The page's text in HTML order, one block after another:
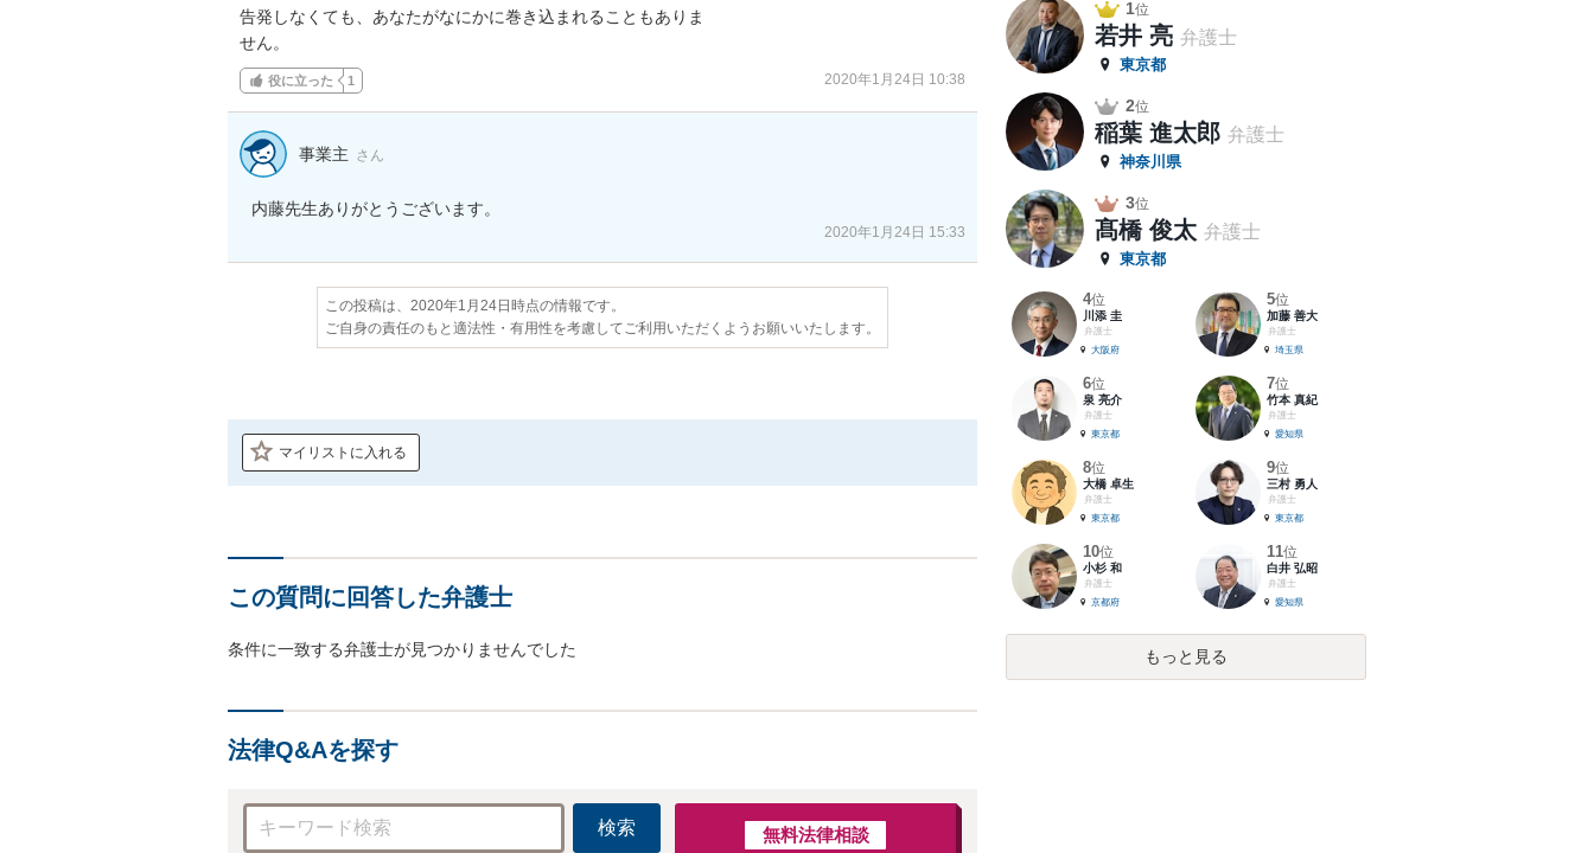
告発しなくても、あなたがなにかに巻き込まれることもありま
せん。
役に立った 1 2020年1月24日 10:38
事業主 さん
内藤先生ありがとうございます。
2020年1月24日 15:33
この投稿は、2020年1月24日時点の情報です。
ご自身の責任のもと適法性・有用性を考慮してご利用いただくようお願いいたします。
マイリストに入れる
この質問に回答した弁護士
条件に一致する弁護士が見つかりませんでした
法律Q&Aを探す
検索 無料法律相談
1位
若井 亮 弁護士
東京都
2位
稲葉 進太郎 弁護士
神奈川県
3位
髙橋 俊太 弁護士
東京都
4位
川添 圭
弁護士
大阪府
5位
加藤 善大
弁護士
埼玉県
6位
泉 亮介
弁護士
東京都
7位
竹本 真紀
弁護士
愛知県
8位
大橋 卓生
弁護士
東京都
9位
三村 勇人
弁護士
東京都
10位
小杉 和
弁護士
京都府
11位
白井 弘昭
弁護士
愛知県
もっと見る